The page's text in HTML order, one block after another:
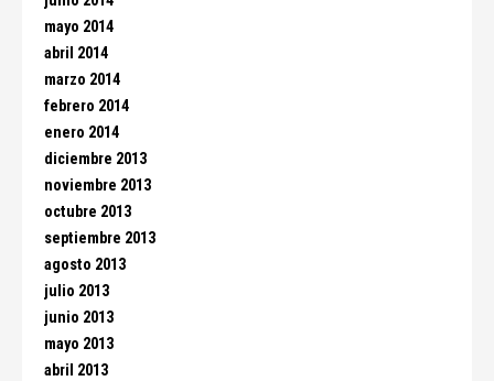
mayo 2014
abril 2014
marzo 2014
febrero 2014
enero 2014
diciembre 2013
noviembre 2013
octubre 2013
septiembre 2013
agosto 2013
julio 2013
junio 2013
mayo 2013
abril 2013